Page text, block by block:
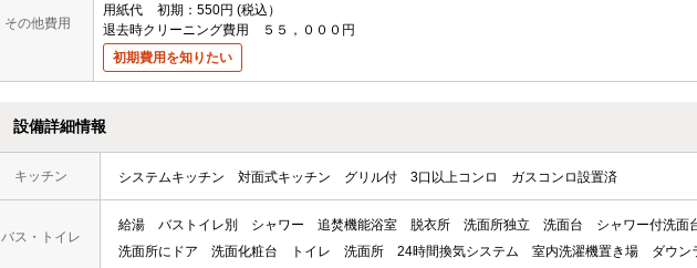
その他費用
用紙代
初期 550円
税込
退去時クリーニング費用 ５５，０００円
初期費用を知りたい
設備詳細情報
キッチン システムキッチン 対面式キッチン グリル付 3口以上コンロ ガスコンロ設置済
バス・トイレ
給湯 バストイレ別 シャワー 追焚機能浴室 脱衣所 洗面所独立 洗面台 シャワー付洗面
洗面所にドア
洗面化粧台 トイレ 洗面所 24時間換気システム 室内洗濯機置き場 ダウン